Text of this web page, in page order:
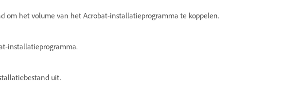
om het volume van het Acrobat-installatieprogramma te koppelen.
installatieprogramma.
uit.